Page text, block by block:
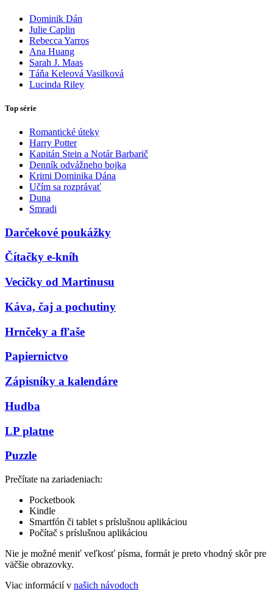
Dominik Dán
Julie Caplin
Rebecca Yarros
Ana Huang
Sarah J. Maas
Táňa Keleová Vasilková
Lucinda Riley
Top série
Romantické úteky
Harry Potter
Kapitán Stein a Notár Barbarič
Denník odvážneho bojka
Krimi Dominika Dána
Učím sa rozprávať
Duna
Smradi
Darčekové poukážky
Čítačky e-kníh
Vecičky od Martinusu
Káva, čaj a pochutiny
Hrnčeky a fľaše
Papiernictvo
Zápisníky a kalendáre
Hudba
LP platne
Puzzle
Prečítate na zariadeniach:
Pocketbook
Kindle
Smartfón či tablet s príslušnou aplikáciou
Počítač s príslušnou aplikáciou
Nie je možné meniť veľkosť písma, formát je preto vhodný skôr pre
väčšie obrazovky.
Viac informácií v našich návodoch